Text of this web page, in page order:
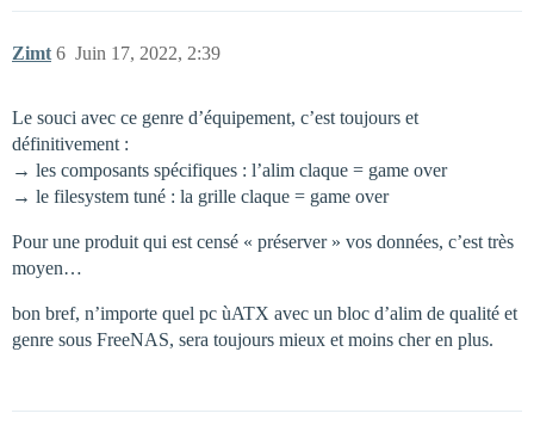
Zimt Juin 17, 2022, 2:39
6
Le souci avec ce genre d’équipement, c’est toujours et
définitivement :
→ les composants spécifiques : l’alim claque = game over
→ le filesystem tuné : la grille claque = game over
Pour une produit qui est censé « préserver » vos données, c’est très
moyen…
bon bref, n’importe quel pc ùATX avec un bloc d’alim de qualité et
genre sous FreeNAS, sera toujours mieux et moins cher en plus.